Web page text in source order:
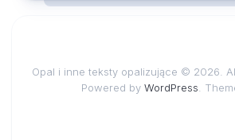
Opal i inne teksty opalizujące © 2026.
Powered by WordPress .